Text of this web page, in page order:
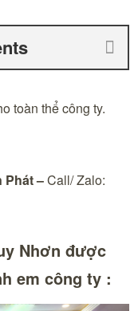
toàn thể công ty.
Phát–Call/ Zalo:
Nhơn được
em công ty :